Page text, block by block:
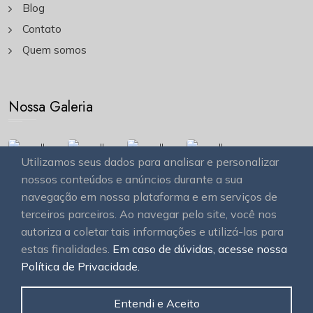
Utilizamos seus dados para analisar e personalizar
nossos conteúdos e anúncios durante a sua
navegação em nossa plataforma e em serviços de
terceiros parceiros. Ao navegar pelo site, você nos
autoriza a coletar tais informações e utilizá-las para
estas finalidades. Em caso de dúvidas, acesse nossa
Política de Privacidade.
Entendi e Aceito
Blog
Contato
Quem somos
Nossa Galeria
OAWEB site e sistemas para imobiliárias
os direitos reservados.